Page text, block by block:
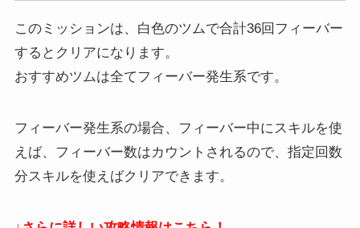
このミッションは、白色のツムで合計36回フィーバー
するとクリアになります。
おすすめツムは全てフィーバー発生系です。
フィーバー発生系の場合、フィーバー中にスキルを使
えば、フィーバー数はカウントされるので、指定回数
分スキルを使えばクリアできます。
↓さらに詳しい攻略情報はこちら！